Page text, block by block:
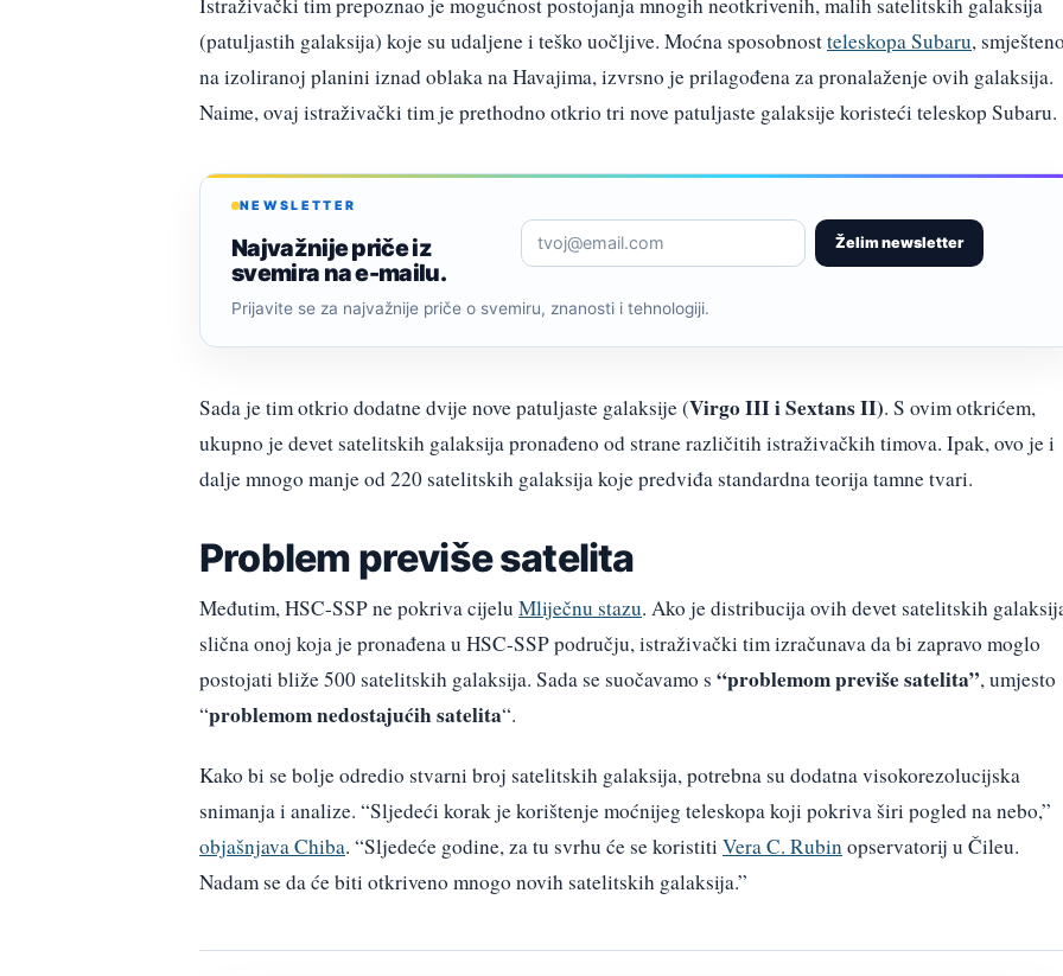
(patuljastih galaksija) koje su udaljene i teško uočljive. Moćna sposobnostteleskopa Subaru,
na izoliranoj planini iznad oblaka na Havajima, izvrsno je prilagođena za pronalaženje ovih galaksija.
Naime, ovaj istraživački tim je prethodno otkrio tri nove patuljaste galaksije koristeći teleskop Subaru.
NEWSLETTER
Najvažnije priče iz
svemira na e-mailu.
Želim newsletter
Prijavite se za najvažnije priče o svemiru, znanosti i tehnologiji.
Sada je tim otkrio dodatne dvije nove patuljaste galaksije (Virgo III i Sextans II). S ovim otkrićem,
ukupno je devet satelitskih galaksija pronađeno od strane različitih istraživačkih timova. Ipak, ovo je i
dalje mnogo manje od 220 satelitskih galaksija koje predviđa standardna teorija tamne tvari.
Problem previše satelita
Međutim, HSC-SSP ne pokriva cijelu Mliječnu stazu. Ako je distribucija ovih devet satelitskih
slična onoj koja je pronađena u HSC-SSP području, istraživački tim izračunava da bi zapravo moglo
postojati bliže 500 satelitskih galaksija. Sada se suočavamo s “problemom previše satelita”, umjesto
“problemom nedostajućih satelita“.
Kako bi se bolje odredio stvarni broj satelitskih galaksija, potrebna su dodatna visokorezolucijska
snimanja i analize. “Sljedeći korak je korištenje moćnijeg teleskopa koji pokriva širi pogled na nebo,”
objašnjava Chiba. “Sljedeće godine, za tu svrhu će se koristiti Vera C. Rubinopservatorij u Čileu.
Nadam se da će biti otkriveno mnogo novih satelitskih galaksija.”